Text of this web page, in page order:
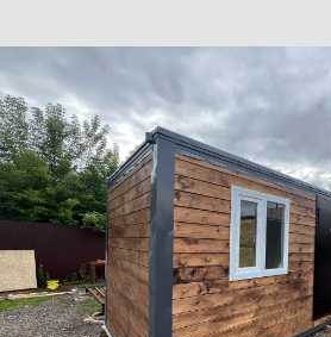
Навигация
Модульные здания
Посты охраны КПП
Контакты
Доставка
Фотогалерея
Главная
О компании